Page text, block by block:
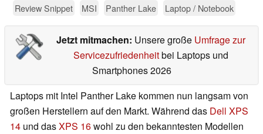
Review Snippet MSI Panther Lake Laptop / Notebook
Jetzt mitmachen: Unsere große Umfrage zur
Servicezufriedenheitbei Laptops und
Smartphones 2026
Laptops mit Intel Panther Lake kommen nun langsam von
großen Herstellern auf den Markt. Während das Dell XPS
14 und dasXPS 16wohl zu den bekanntesten Modellen